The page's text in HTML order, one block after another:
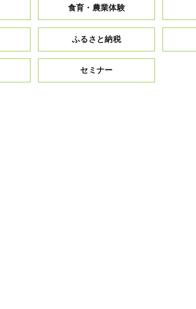
食育・農業体験
ふるさと納税
セミナー